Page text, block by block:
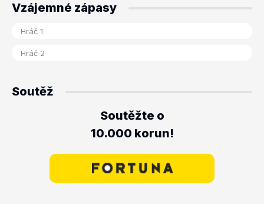
Vzájemné zápasy
Soutěž
Soutěžte o
10.000 korun!